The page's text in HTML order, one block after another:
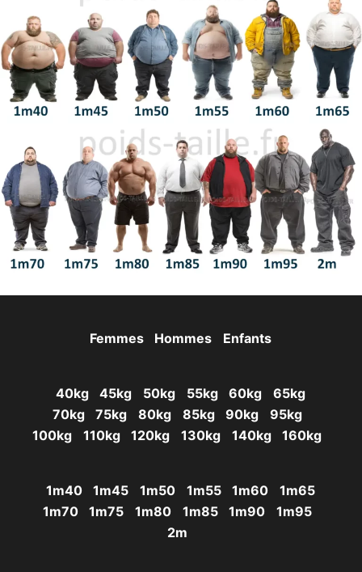
Femmes Hommes Enfants
40kg 45kg 50kg 55kg 60kg
65kg
70kg
75kg 80kg 85kg 90kg
95kg
100kg
110kg 120kg 130kg 140kg 160kg
1m40 1m45 1m50 1m55 1m60
1m65
1m70
1m75 1m80 1m85 1m90
1m95
2m